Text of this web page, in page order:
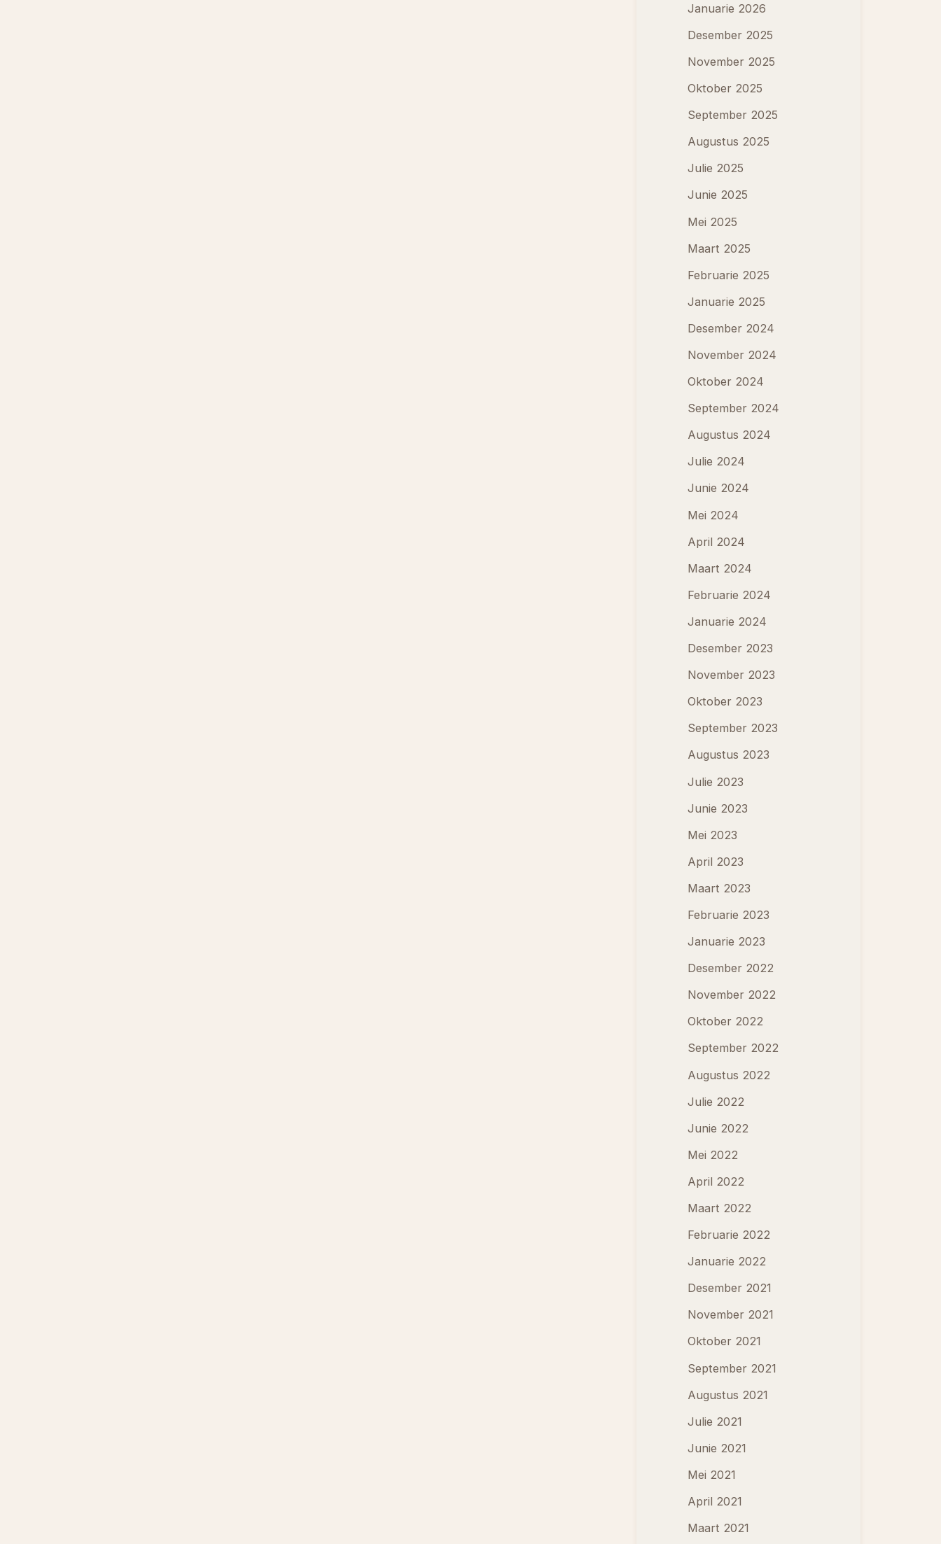
Januarie 2026
Desember 2025
November 2025
Oktober 2025
September 2025
Augustus 2025
Julie 2025
Junie 2025
Mei 2025
Maart 2025
Februarie 2025
Januarie 2025
Desember 2024
November 2024
Oktober 2024
September 2024
Augustus 2024
Julie 2024
Junie 2024
Mei 2024
April 2024
Maart 2024
Februarie 2024
Januarie 2024
Desember 2023
November 2023
Oktober 2023
September 2023
Augustus 2023
Julie 2023
Junie 2023
Mei 2023
April 2023
Maart 2023
Februarie 2023
Januarie 2023
Desember 2022
November 2022
Oktober 2022
September 2022
Augustus 2022
Julie 2022
Junie 2022
Mei 2022
April 2022
Maart 2022
Februarie 2022
Januarie 2022
Desember 2021
November 2021
Oktober 2021
September 2021
Augustus 2021
Julie 2021
Junie 2021
Mei 2021
April 2021
Maart 2021